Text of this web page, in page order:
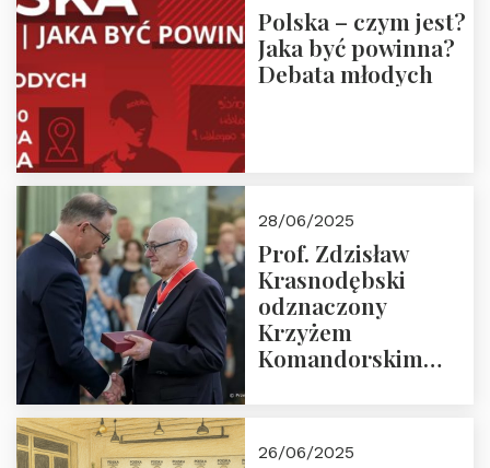
Polska – czym jest?
Jaka być powinna?
Debata młodych
28/06/2025
Prof. Zdzisław
Krasnodębski
odznaczony
Krzyżem
Komandorskim
26/06/2025